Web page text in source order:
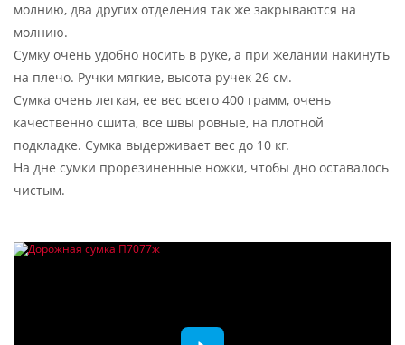
молнию, два других отделения так же закрываются на
молнию.
Сумку очень удобно носить в руке, а при желании накинуть
на плечо. Ручки мягкие, высота ручек 26 см.
Сумка очень легкая, ее вес всего 400 грамм, очень
качественно сшита, все швы ровные, на плотной
подкладке. Сумка выдерживает вес до 10 кг.
На дне сумки прорезиненные ножки, чтобы дно оставалось
чистым.